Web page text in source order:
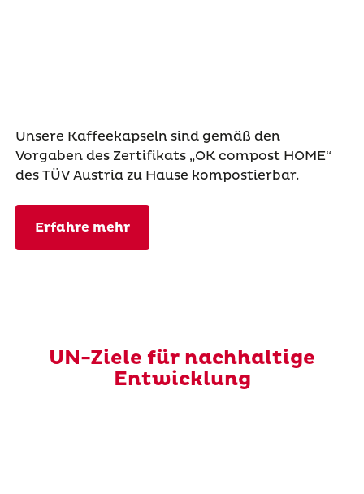
Unsere Kaffeekapseln sind gemäß den
Vorgaben des Zertifikats „OK compost HOME“
des TÜV Austria zu Hause kompostierbar.
Erfahre mehr
UN-Ziele für nachhaltige
Entwicklung